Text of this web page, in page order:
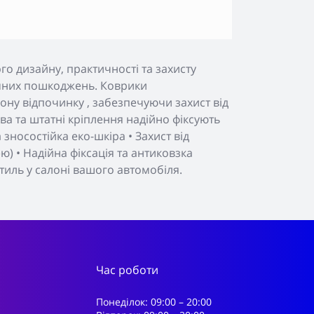
дизайну, практичності та захисту
пошкоджень. Коврики
відпочинку , забезпечуючи захист від
штатні кріплення надійно фіксують
еко-шкіра • Захист від
Надійна фіксація та антиковзка
у салоні вашого автомобіля.
Час роботи
Понеділок: 09:00 – 20:00